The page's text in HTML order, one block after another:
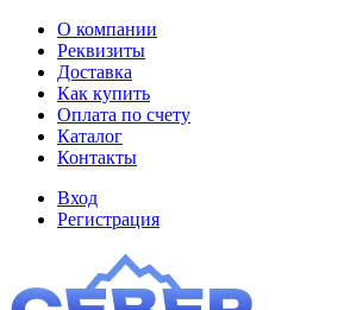
О компании
Реквизиты
Доставка
Как купить
Оплата по счету
Каталог
Контакты
Вход
Регистрация